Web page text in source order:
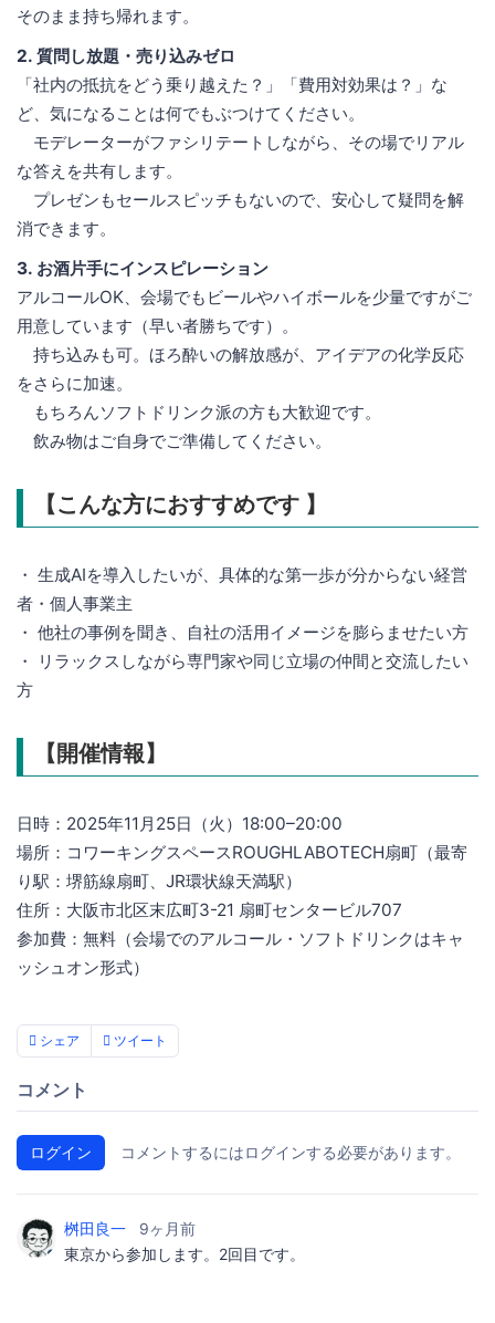
そのまま持ち帰れます。
2. 質問し放題・売り込みゼロ
「社内の抵抗をどう乗り越えた？」「費用対効果は？」な
ど、気になることは何でもぶつけてください。
モデレーターがファシリテートしながら、その場でリアル
な答えを共有します。
プレゼンもセールスピッチもないので、安心して疑問を解
消できます。
3. お酒片手にインスピレーション
アルコールOK、会場でもビールやハイボールを少量ですがご
用意しています（早い者勝ちです）。
持ち込みも可。ほろ酔いの解放感が、アイデアの化学反応
をさらに加速。
もちろんソフトドリンク派の方も大歓迎です。
飲み物はご自身でご準備してください。
【こんな方におすすめです 】
・ 生成AIを導入したいが、具体的な第一歩が分からない経営
者・個人事業主
・ 他社の事例を聞き、自社の活用イメージを膨らませたい方
・ リラックスしながら専門家や同じ立場の仲間と交流したい
方
【開催情報】
日時：2025年11月25日（火）18:00–20:00
場所：コワーキングスペースROUGHLABOTECH扇町（最寄
り駅：堺筋線扇町、JR環状線天満駅）
住所：大阪市北区末広町3-21 扇町センタービル707
参加費：無料（会場でのアルコール・ソフトドリンクはキャ
ッシュオン形式）
シェア ツイート
コメント
ログイン コメントするにはログインする必要があります。
桝田良一
9ヶ月前
東京から参加します。2回目です。